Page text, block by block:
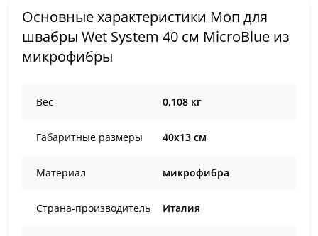
Основные характеристики Моп для
швабры Wet System 40 см MicroBlue из
микрофибры
Вес 0,108 кг
Габаритные размеры 40х13 см
Материал микрофибра
Страна-производитель Италия